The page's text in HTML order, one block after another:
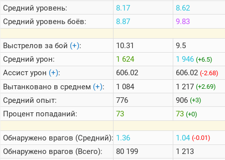
Средний уровень:
Средний уровень боёв:
Выстрелов за бой (+):
Средний урон:
Ассист урон (+):
Вытанковано в среднем (+):
Средний опыт:
Процент попаданий:
Обнаружено врагов (Средний):
Обнаружено врагов (Всего):
8.17
8.87
10.31
1 624
606.02
1 084
776
73
1.36
80 199
8.62
9.83
9.5
1 946 (+6.5)
606.02 (-2.68)
1 217 (+2.69)
906 (+3)
73 (+0)
1.04 (-0.01)
1 213